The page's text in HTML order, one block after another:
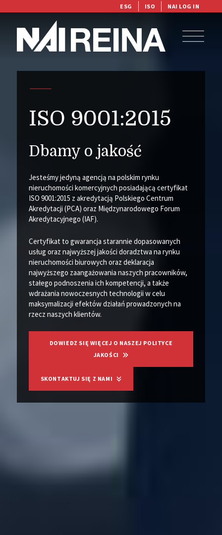
ESG ISO NAI LOG IN
ISO 9001:2015
Dbamy o jakość
Jesteśmy jedyną agencją na polskim rynku
nieruchomości komercyjnych posiadającą certyfikat
ISO 9001:2015 z akredytacją Polskiego Centrum
Akredytacji (PCA) oraz Międzynarodowego Forum
Akredytacyjnego (IAF).
Certyfikat to gwarancja starannie dopasowanych
usług oraz najwyższej jakości doradztwa na rynku
nieruchomości biurowych oraz deklaracja
najwyższego zaangażowania naszych pracowników,
stałego podnoszenia ich kompetencji, a także
wdrażania nowoczesnych technologii w celu
maksymalizacji efektów działań prowadzonych na
rzecz naszych klientów.
DOWIEDZ SIĘ WIĘCEJ O NASZEJ POLITYCE
JAKOŚCI
SKONTAKTUJ SIĘ Z NAMI